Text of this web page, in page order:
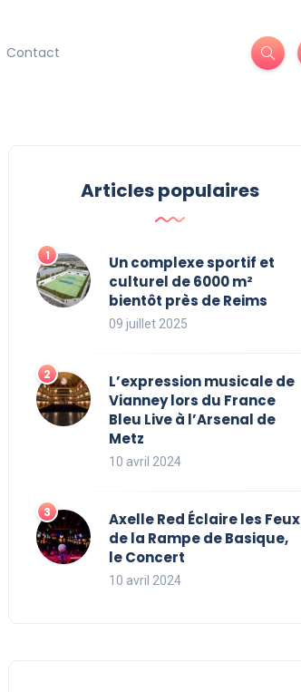
Contact
Articles populaires
Un complexe sportif et
culturel de 6000 m²
bientôt près de Reims
09 juillet 2025
L’expression musicale de
Vianney lors du France
Bleu Live à l’Arsenal de
Metz
10 avril 2024
Axelle Red Éclaire les Feux
de la Rampe de Basique,
le Concert
10 avril 2024